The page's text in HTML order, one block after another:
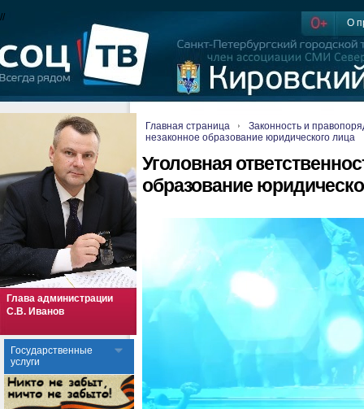
О
//
Глава администрации
С.В. Иванов
Государственные
услуги
Главная страница
Законность и
незаконное образование юридического лица
Уголовная
образование